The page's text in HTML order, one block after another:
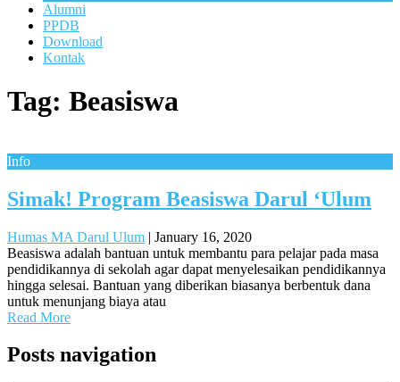
Alumni
PPDB
Download
Kontak
Tag: Beasiswa
Info
Simak! Program Beasiswa Darul ‘Ulum
Humas MA Darul Ulum | January 16, 2020
Beasiswa adalah bantuan untuk membantu para pelajar pada masa
pendidikannya di sekolah agar dapat menyelesaikan pendidikannya
hingga selesai. Bantuan yang diberikan biasanya berbentuk dana
untuk menunjang biaya atau
Read More
Posts navigation